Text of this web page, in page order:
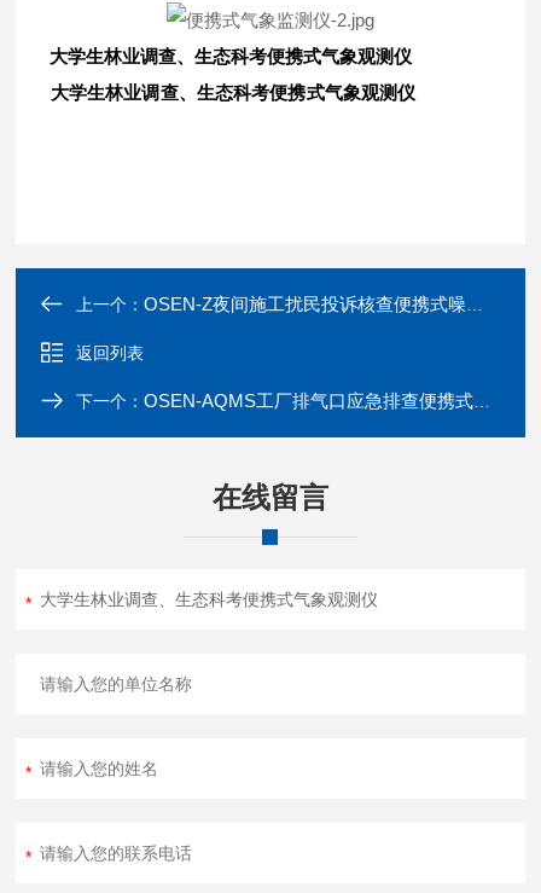
大学生林业调查、生态科考便携式气象观测仪
大学生林业调查、生态科考便携式气象观测仪
上一个：OSEN-Z夜间施工扰民投诉核查便携式噪声监测仪
返回列表
下一个：OSEN-AQMS工厂排气口应急排查便携式多气体监测仪
在线留言